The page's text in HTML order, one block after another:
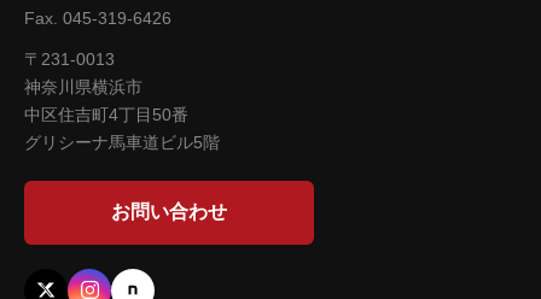
Fax. 045-319-6426
〒231-0013
神奈川県横浜市
中区住吉町4丁目50番
グリシーナ馬車道ビル5階
お問い合わせ